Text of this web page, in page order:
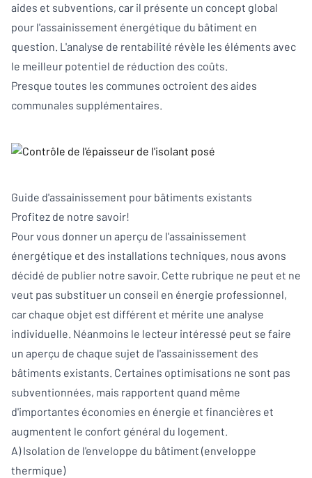
aides et subventions, car il présente un concept global
pour l'assainissement énergétique du bâtiment en
question. L'analyse de rentabilité révèle les éléments avec
le meilleur potentiel de réduction des coûts.
Presque toutes les communes octroient des aides
communales supplémentaires.
Guide d'assainissement pour bâtiments existants
Profitez de notre savoir!
Pour vous donner un aperçu de l'assainissement
énergétique et des installations techniques, nous avons
décidé de publier notre savoir. Cette rubrique ne peut et ne
veut pas substituer un conseil en énergie professionnel,
car chaque objet est différent et mérite une analyse
individuelle. Néanmoins le lecteur intéressé peut se faire
un aperçu de chaque sujet de l'assainissement des
bâtiments existants. Certaines optimisations ne sont pas
subventionnées, mais rapportent quand même
d'importantes économies en énergie et financières et
augmentent le confort général du logement.
A) Isolation de l'enveloppe du bâtiment (enveloppe
thermique)